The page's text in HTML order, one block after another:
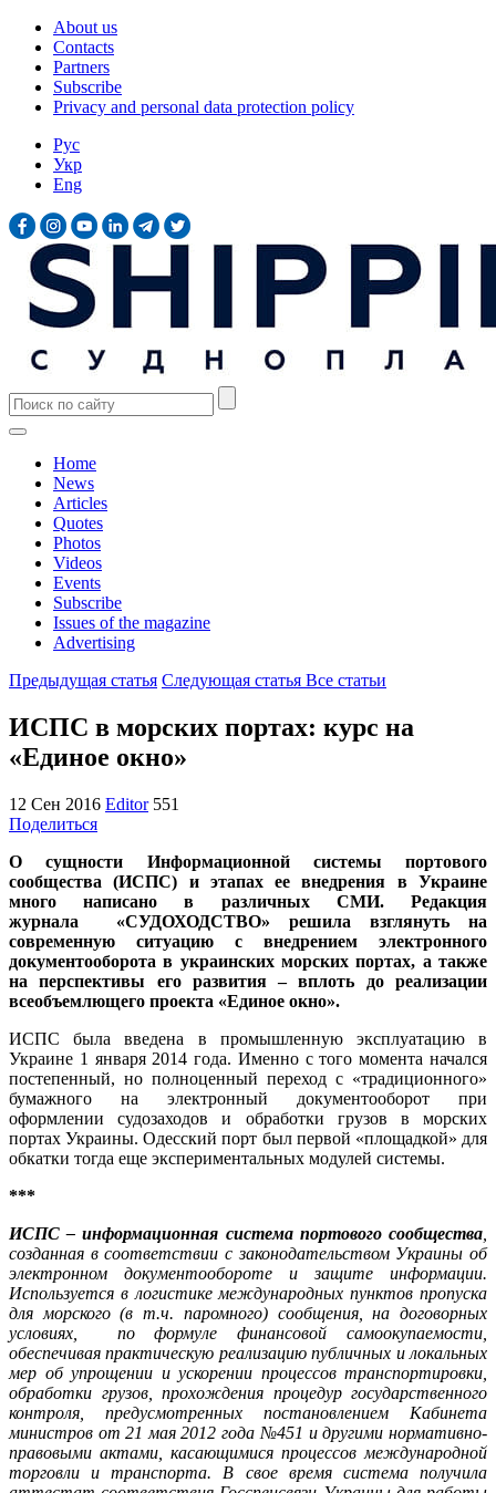
About us
Contacts
Partners
Subscribe
Privacy and personal data protection policy
Рус
Укр
Eng
Home
News
Articles
Quotes
Photos
Videos
Events
Subscribe
Issues of the magazine
Advertising
Предыдущая статья Следующая статья Все статьи
ИСПС в морских портах: курс на
«Единое окно»
12 Сен 2016 Editor 551
Поделиться
О сущности Информационной системы портового
сообщества (ИСПС) и этапах ее внедрения в Украине
много написано в различных СМИ. Редакция
журнала «СУДОХОДСТВО» решила взглянуть на
современную ситуацию с внедрением электронного
документооборота в украинских морских портах, а также
на перспективы его развития – вплоть до реализации
всеобъемлющего проекта «Единое окно».
ИСПС была введена в промышленную эксплуатацию в
Украине 1 января 2014 года. Именно с того момента начался
постепенный, но полноценный переход с «традиционного»
бумажного на электронный документооборот при
оформлении судозаходов и обработки грузов в морских
портах Украины. Одесский порт был первой «площадкой» для
обкатки тогда еще экспериментальных модулей системы.
***
ИСПС – информационная система портового сообщества
созданная в соответствии с законодательством Украины об
электронном документообороте и защите информации.
Используется в логистике международных пунктов пропуска
для морского (в т.ч. паромного) сообщения, на договорных
условиях, по формуле финансовой самоокупаемости,
обеспечивая практическую реализацию публичных и локальных
мер об упрощении и ускорении процессов транспортировки,
обработки грузов, прохождения процедур государственного
контроля, предусмотренных постановлением Кабинета
министров от 21 мая 2012 года №451 и другими нормативно-
правовыми актами, касающимися процессов международной
торговли и транспорта. В свое время система получила